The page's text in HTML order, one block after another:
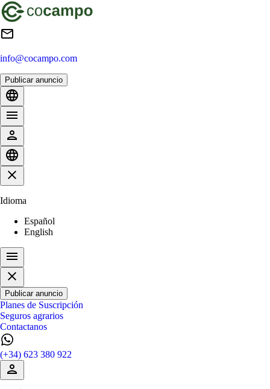
info@cocampo.com
Publicar anuncio
Idioma
Español
English
Publicar anuncio
Planes de Suscripción
Seguros agrarios
Contactanos
(+34) 623 380 922